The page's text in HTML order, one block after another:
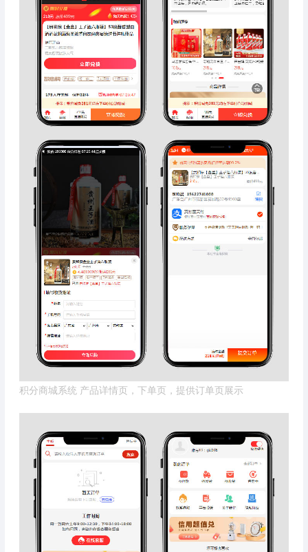
积分商城系统 产品详情页，下单页，提供订单页展示